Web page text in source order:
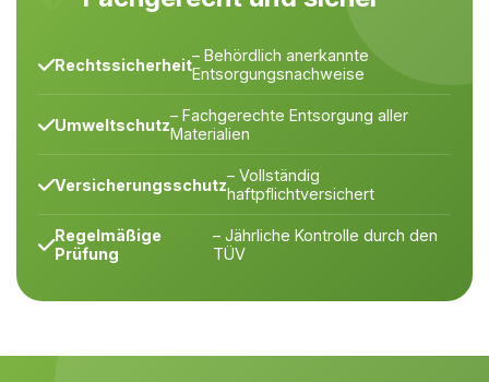
Rechtssicherheit– Behördlich anerkannte
Entsorgungsnachweise
Umweltschutz– Fachgerechte Entsorgung aller
Materialien
Versicherungsschutz– Vollständig
haftpflichtversichert
Regelmäßige
Prüfung
– Jährliche Kontrolle durch den
TÜV